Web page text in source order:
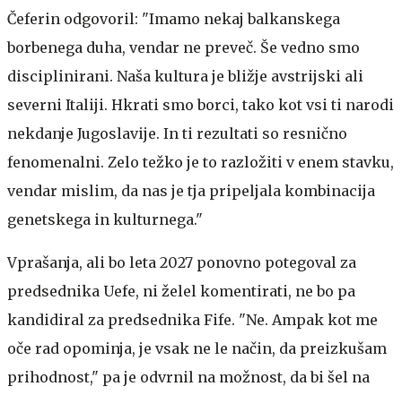
Čeferin odgovoril: "Imamo nekaj balkanskega
borbenega duha, vendar ne preveč. Še vedno smo
disciplinirani. Naša kultura je bližje avstrijski ali
severni Italiji. Hkrati smo borci, tako kot vsi ti narodi
nekdanje Jugoslavije. In ti rezultati so resnično
fenomenalni. Zelo težko je to razložiti v enem stavku,
vendar mislim, da nas je tja pripeljala kombinacija
genetskega in kulturnega."
Vprašanja, ali bo leta 2027 ponovno potegoval za
predsednika Uefe, ni želel komentirati, ne bo pa
kandidiral za predsednika Fife. "Ne. Ampak kot me
oče rad opominja, je vsak ne le način, da preizkušam
prihodnost," pa je odvrnil na možnost, da bi šel na